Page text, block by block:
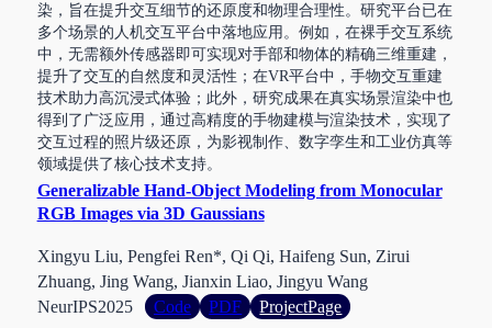
染，旨在提升交互细节的还原度和物理合理性。研究平台已在
多个场景的人机交互平台中落地应用。例如，在裸手交互系统
中，无需额外传感器即可实现对手部和物体的精确三维重建，
提升了交互的自然度和灵活性；在VR平台中，手物交互重建
技术助力高沉浸式体验；此外，研究成果在真实场景渲染中也
得到了广泛应用，通过高精度的手物建模与渲染技术，实现了
交互过程的照片级还原，为影视制作、数字孪生和工业仿真等
领域提供了核心技术支持。
Generalizable Hand-Object Modeling from Monocular
RGB Images via 3D Gaussians
Xingyu Liu, Pengfei Ren*, Qi Qi, Haifeng Sun, Zirui
Zhuang, Jing Wang, Jianxin Liao, Jingyu Wang
NeurIPS2025 Code PDF ProjectPage: